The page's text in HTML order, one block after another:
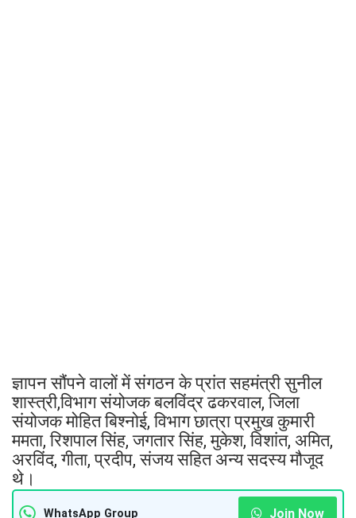
ज्ञापन सौंपने वालों में संगठन के प्रांत सहमंत्री सुनील
शास्त्री,विभाग संयोजक बलविंद्र ढकरवाल, जिला
संयोजक मोहित बिश्नोई, विभाग छात्रा प्रमुख कुमारी
ममता, रिशपाल सिंह, जगतार सिंह, मुकेश, विशांत, अमित,
अरविंद, गीता, प्रदीप, संजय सहित अन्य सदस्य मौजूद
थे।
WhatsApp Group Join Now